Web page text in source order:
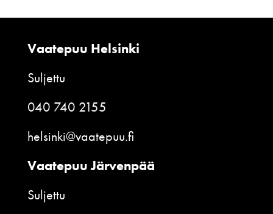
Vaatepuu Helsinki
Suljettu
040 740 2155
helsinki@vaatepuu.fi
Vaatepuu Järvenpää
Suljettu